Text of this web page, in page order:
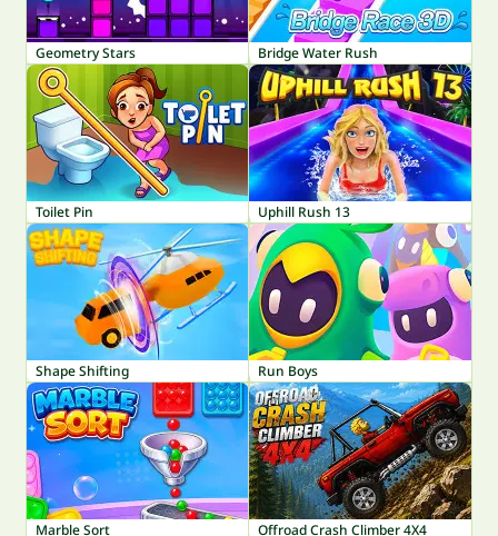
Geometry Stars Bridge Water Rush
Toilet Pin Uphill Rush 13
Shape Shifting Run Boys
Marble Sort Offroad Crash Climber 4X4